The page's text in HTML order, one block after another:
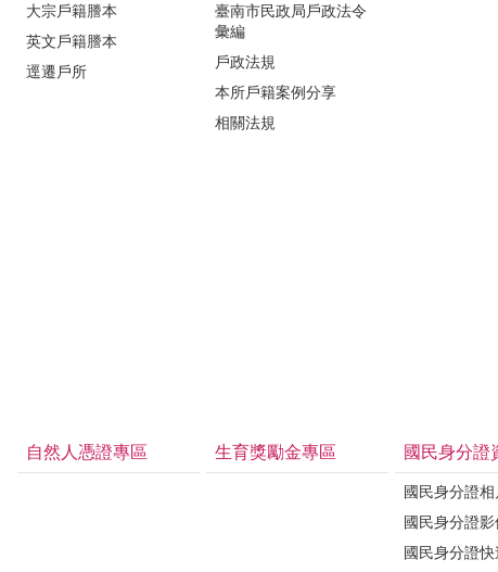
大宗戶籍謄本
英文戶籍謄本
逕遷戶所
臺南市民政局戶政法令
彙編
戶政法規
本所戶籍案例分享
相關法規
自然人憑證專區 生育獎勵金專區 國民身分證
國民身分證
國民身分證
國民身分證